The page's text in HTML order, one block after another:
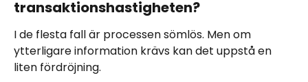
transaktionshastigheten?
I de flesta fall är processen sömlös. Men om
ytterligare information krävs kan det uppstå en
liten fördröjning.